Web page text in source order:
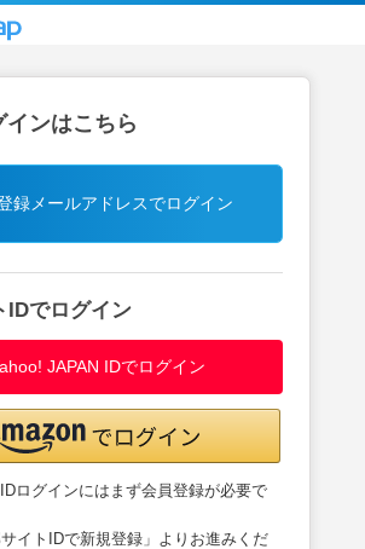
インはこちら
録メールアドレスでログイン
IDでログイン
JAPAN IDでログイン
ログインにはまず会員登録が必要で
イトIDで新規登録」よりお進みくだ